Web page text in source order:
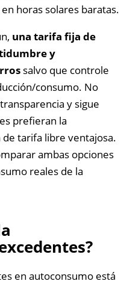
horas solares baratas.
una tarifa fija de
y
salvo que controle
consumo. No
y sigue
prefieran la
tarifa libre ventajosa.
ambas opciones
reales de la
en autoconsumo está